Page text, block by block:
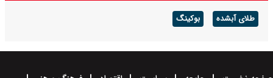
طلای آبشده بوکینگ